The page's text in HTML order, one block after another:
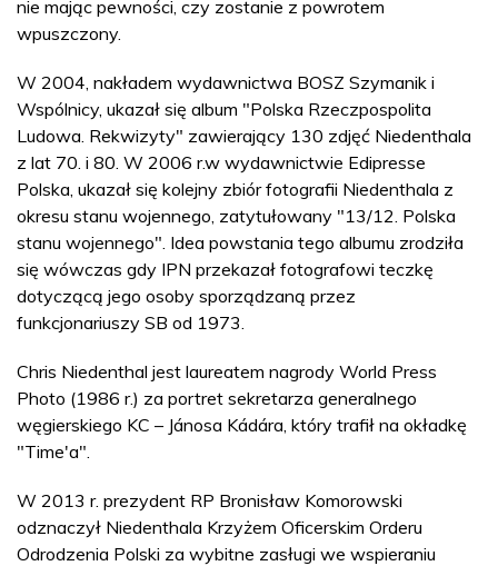
nie mając pewności, czy zostanie z powrotem
wpuszczony.
W 2004, nakładem wydawnictwa BOSZ Szymanik i
Wspólnicy, ukazał się album "Polska Rzeczpospolita
Ludowa. Rekwizyty" zawierający 130 zdjęć Niedenthala
z lat 70. i 80. W 2006 r.w wydawnictwie Edipresse
Polska, ukazał się kolejny zbiór fotografii Niedenthala z
okresu stanu wojennego, zatytułowany "13/12. Polska
stanu wojennego". Idea powstania tego albumu zrodziła
się wówczas gdy IPN przekazał fotografowi teczkę
dotyczącą jego osoby sporządzaną przez
funkcjonariuszy SB od 1973.
Chris Niedenthal jest laureatem nagrody World Press
Photo (1986 r.) za portret sekretarza generalnego
węgierskiego KC – Jánosa Kádára, który trafił na okładkę
"Time'a".
W 2013 r. prezydent RP Bronisław Komorowski
odznaczył Niedenthala Krzyżem Oficerskim Orderu
Odrodzenia Polski za wybitne zasługi we wspieraniu